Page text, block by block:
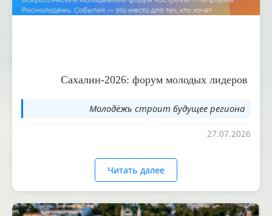
Сахалин-2026: форум молодых лидеров
Молодёжь строит будущее региона
27.07.2026
Читать далее